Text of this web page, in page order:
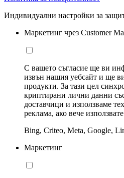
Индивидуални настройки за
Маркетинг чрез Customer
С вашето съгласие ще ви
извън нашия уебсайт и ще
продукти. За тази цел
криптирани лични данни
доставчици и използваме
реклама, ако вече
Bing, Criteo, Meta, Google,
Маркетинг